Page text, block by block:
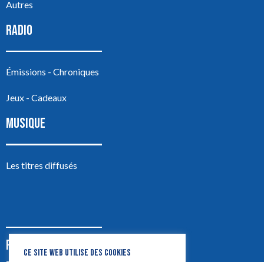
Autres
RADIO
Émissions - Chroniques
Jeux - Cadeaux
MUSIQUE
Les titres diffusés
PODCASTS
CE SITE WEB UTILISE DES COOKIES